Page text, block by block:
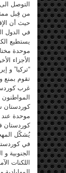
التوصل
من قِبل
حيث أن
في الدول
يستطيع
موحدة
الأجزاء
“تركيا” و
تقوم بمنع
غرب
كوردستان
موحدة عند
كوردستان
يُشكّل
في
الجنوبية
اللكنات